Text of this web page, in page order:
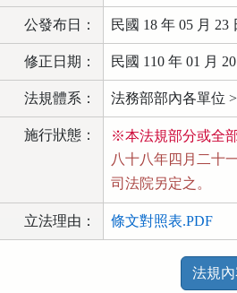
公發布日： 民國 18 年 05 月 23
修正日期： 民國 110 年 01 月 20
法規體系： 法務部部內各單位
施行狀態：
※本法規部分或全
八十八年四月二十
司法院另定之。
立法理由： 條文對照表.PDF
法規